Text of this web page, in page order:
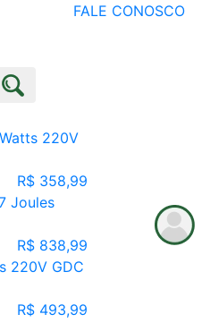
FALE CONOSCO
220V
R$ 358,99
Joules
R$ 838,99
220V GDC
R$ 493,99